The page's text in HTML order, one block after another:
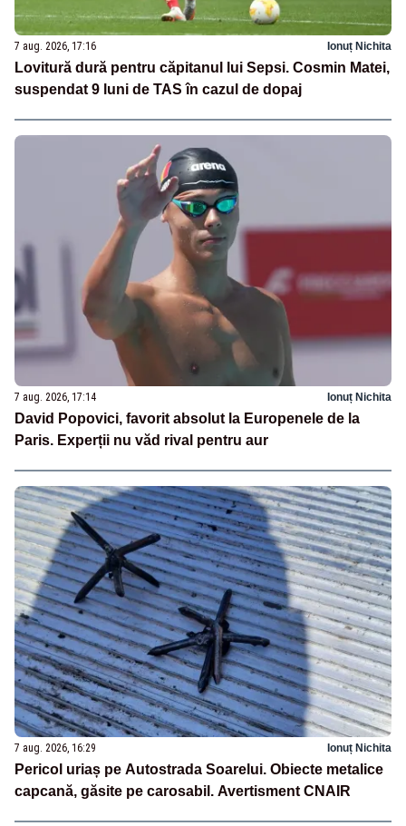
7 aug. 2026, 17:16 Ionuț Nichita
Lovitură dură pentru căpitanul lui Sepsi. Cosmin Matei,
suspendat 9 luni de TAS în cazul de dopaj
7 aug. 2026, 17:14 Ionuț Nichita
David Popovici, favorit absolut la Europenele de la
Paris. Experții nu văd rival pentru aur
7 aug. 2026, 16:29 Ionuț Nichita
Pericol uriaș pe Autostrada Soarelui. Obiecte metalice
capcană, găsite pe carosabil. Avertisment CNAIR